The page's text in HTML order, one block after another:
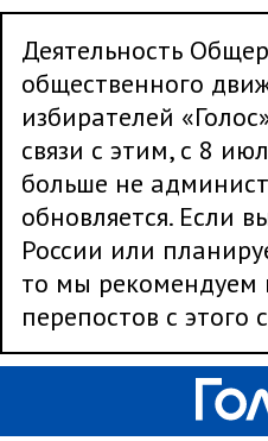
Деятельность
общественного
избирателей
связи с этим, с 8
больше не
обновляется. Если
России или
то мы рекомендуем
перепостов с этого